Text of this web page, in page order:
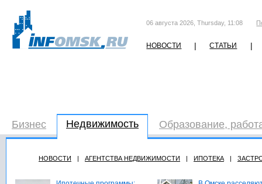
06 августа 2026, Thursday, 11:08
НОВОСТИ | СТАТЬИ |
Бизнес Недвижимость Образование,
НОВОСТИ | АГЕНТСТВА НЕДВИЖИМОСТИ | ИПОТЕКА |